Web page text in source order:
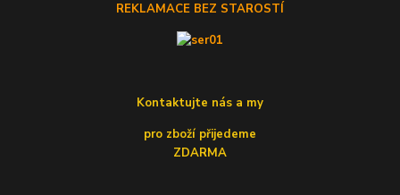
REKLAMACE BEZ STAROSTÍ
Kontaktujte nás a my
pro zboží přijedeme
ZDARMA